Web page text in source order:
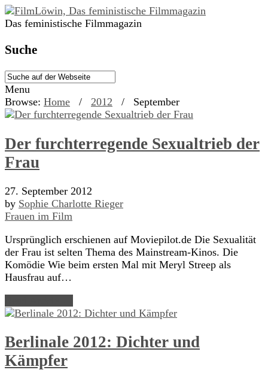
Das feministische Filmmagazin
Suche
Menu
Browse: Home / 2012 / September
Der furchterregende Sexualtrieb der
Frau
27. September 2012
by Sophie Charlotte Rieger
Frauen im Film
Ursprünglich erschienen auf Moviepilot.de Die Sexualität
der Frau ist selten Thema des Mainstream-Kinos. Die
Komödie Wie beim ersten Mal mit Meryl Streep als
Hausfrau auf…
Berlinale 2012: Dichter und
Kämpfer